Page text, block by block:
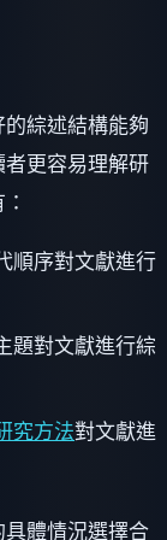
綜述結構能夠
更容易理解研
順序對文獻進行
題對文獻進行綜
究方法對文獻進
體情況選擇合